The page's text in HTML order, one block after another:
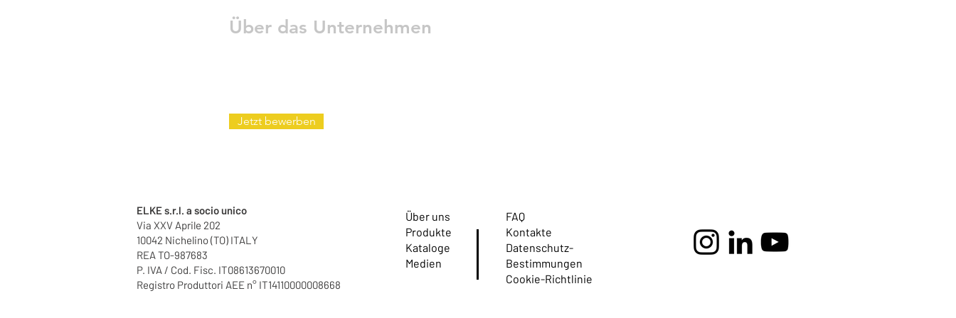
Über das Unternehmen
Jetzt bewerben
ELKE s.r.l. a socio unico
Via XXV Aprile 202
10042 Nichelino (TO) ITALY
REA TO-987683
P. IVA / Cod. Fisc. IT08613670010
Registro Produttori AEE n° IT14110000008668
Über uns
Produkte
Kataloge
Medien
FAQ
Kontakte
Datenschutz-
Bestimmungen
Cookie-Richtlinie